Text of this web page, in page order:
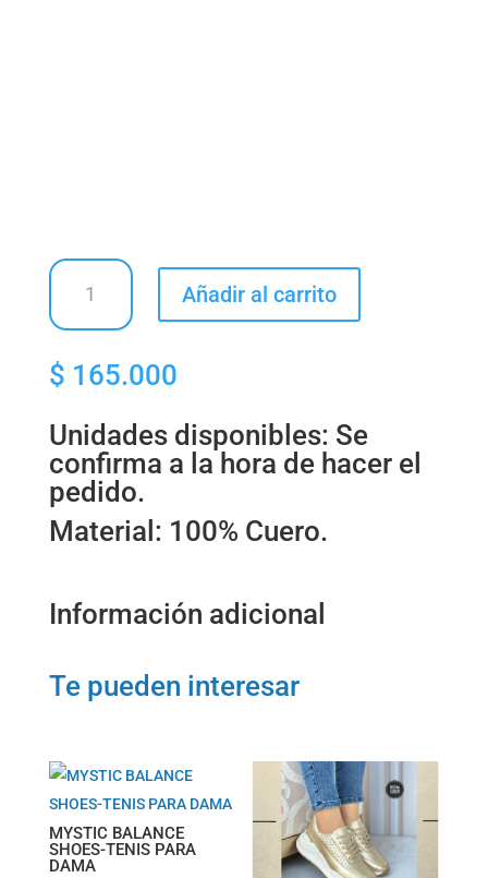
MYSTIC
BALANCE
SHOES
TENIS
DAMA
cantidad
Añadir al carrito
$ 165.000
Unidades disponibles: Se
confirma a la hora de hacer el
pedido.
Material: 100% Cuero.
Información adicional
Te pueden interesar
MYSTIC BALANCE
SHOES-TENIS PARA
DAMA